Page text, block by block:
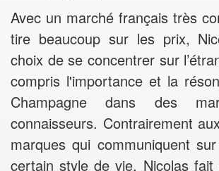
Avec un marché français très
tire beaucoup sur les prix,
choix de se concentrer sur
compris l'importance et la
Champagne dans des
connaisseurs. Contrairement
marques qui communiquent
certain style de vie, Nicolas